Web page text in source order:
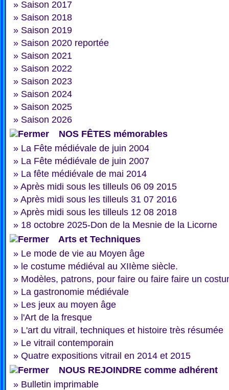
» Saison 2017
» Saison 2018
» Saison 2019
» Saison 2020 reportée
» Saison 2021
» Saison 2022
» Saison 2023
» Saison 2024
» Saison 2025
» Saison 2026
NOS FÊTES mémorables
» La Fête médiévale de juin 2004
» La Fête médiévale de juin 2007
» La fête médiévale de mai 2014
» Après midi sous les tilleuls 06 09 2015
» Après midi sous les tilleuls 31 07 2016
» Après midi sous les tilleuls 12 08 2018
» 18 octobre 2025-Don de la Mesnie de la Licorne
Arts et Techniques
» Le mode de vie au Moyen âge
» le costume médiéval au XIIème siècle.
» Modèles, patrons, pour faire ou faire faire un
» La gastronomie médiévale
» Les jeux au moyen âge
» l'Art de la fresque
» L'art du vitrail, techniques et histoire très résumée
» Le vitrail contemporain
» Quatre expositions vitrail en 2014 et 2015
NOUS REJOINDRE comme adhérent
» Bulletin imprimable